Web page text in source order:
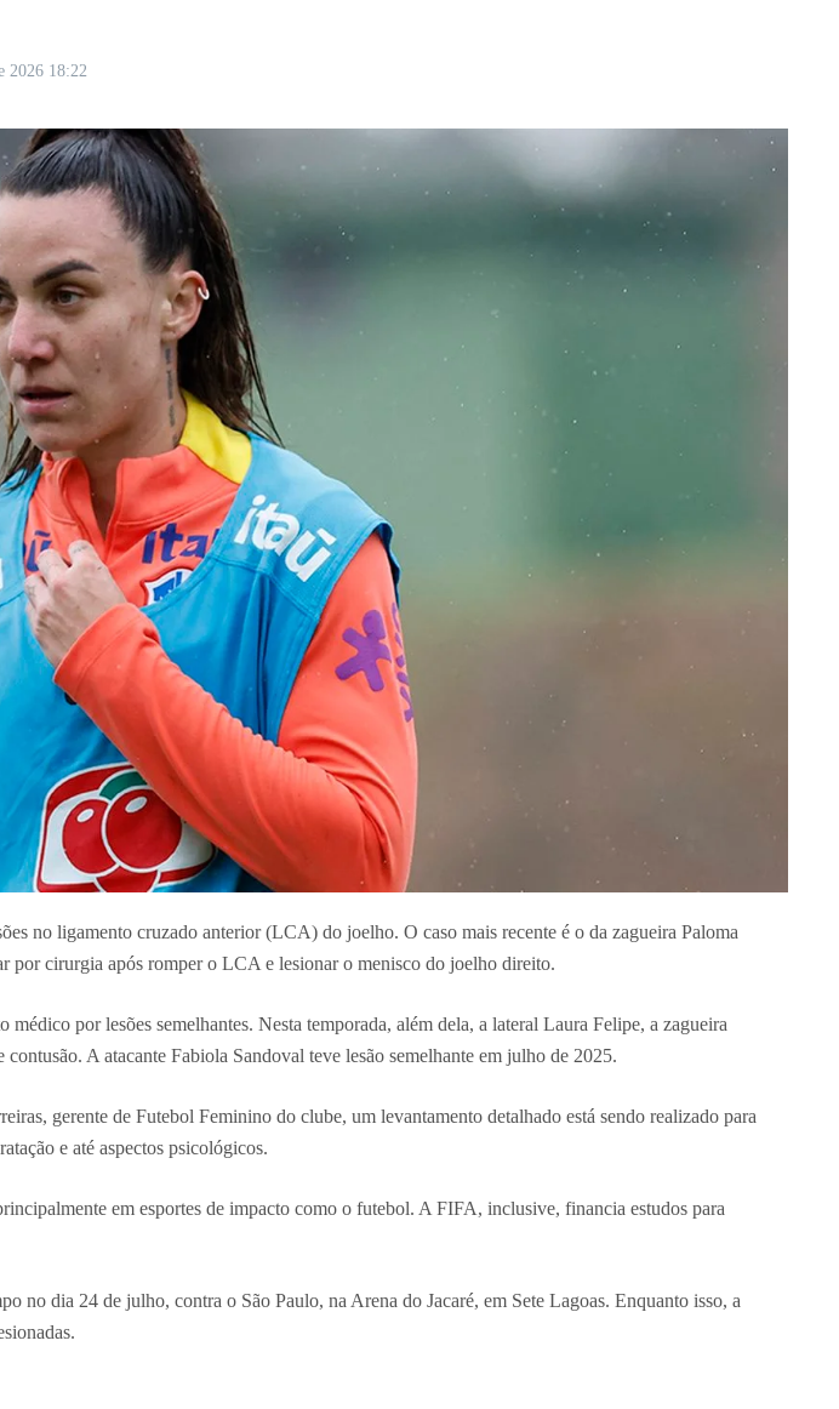
2026 18:22
no ligamento cruzado anterior (LCA) do joelho. O caso mais recente é o da zagueira Paloma
por cirurgia após romper o LCA e lesionar o menisco do joelho direito.
por lesões semelhantes. Nesta temporada, além dela, a lateral Laura Felipe, a zagueira
A atacante Fabiola Sandoval teve lesão semelhante em julho de 2025.
gerente de Futebol Feminino do clube, um levantamento detalhado está sendo realizado para
e até aspectos psicológicos.
em esportes de impacto como o futebol. A FIFA, inclusive, financia estudos para
no dia 24 de julho, contra o São Paulo, na Arena do Jacaré, em Sete Lagoas. Enquanto isso, a